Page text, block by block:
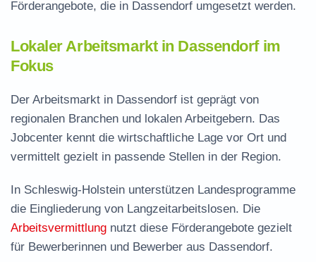
Förderangebote, die in Dassendorf umgesetzt werden.
Lokaler Arbeitsmarkt in Dassendorf im
Fokus
Der Arbeitsmarkt in Dassendorf ist geprägt von
regionalen Branchen und lokalen Arbeitgebern. Das
Jobcenter kennt die wirtschaftliche Lage vor Ort und
vermittelt gezielt in passende Stellen in der Region.
In Schleswig-Holstein unterstützen Landesprogramme
die Eingliederung von Langzeitarbeitslosen. Die
Arbeitsvermittlung nutzt diese Förderangebote gezielt
für Bewerberinnen und Bewerber aus Dassendorf.